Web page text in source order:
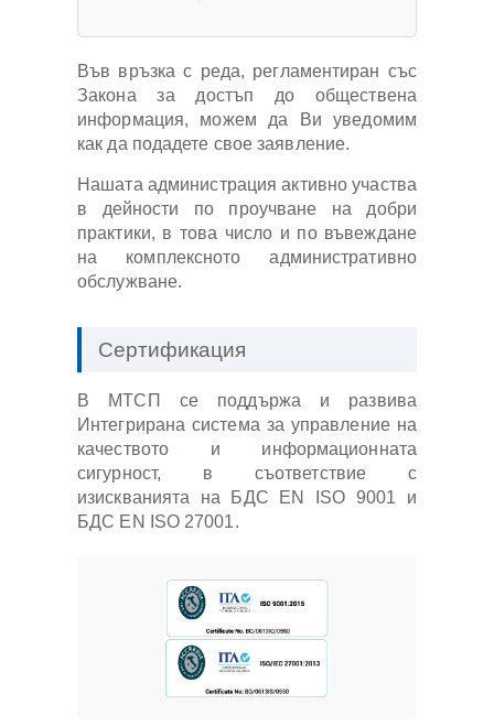
Във връзка с реда, регламентиран със
Закона за достъп до обществена
информация, можем да Ви уведомим
как да подадете свое заявление.
Нашата администрация активно участва
в дейности по проучване на добри
практики, в това число и по въвеждане
на комплексното административно
обслужване.
Сертификация
В МТСП се поддържа и развива
Интегрирана система за управление на
качеството и информационната
сигурност, в съответствие с
изискванията на БДС EN ISO 9001 и
БДС EN ISO 27001.